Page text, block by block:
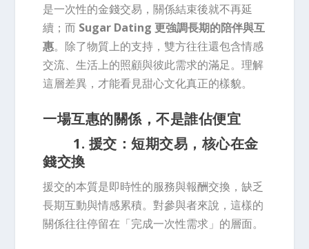
是一次性的金錢交易，關係結束後就不再延
續；而 Sugar Dating 更強調長期的陪伴與互
惠。除了物質上的支持，雙方往往還包含情感
交流、生活上的照顧與彼此需求的滿足。理解
這層差異，才能看見甜心文化真正的樣貌。
一場互惠的關係，不是誰佔便宜
1. 援交：短期交易，核心在金
錢交換
援交的本質是即時性的服務與報酬交換，缺乏
長期互動與情感累積。對參與者來說，這樣的
關係往往停留在「完成一次性需求」的層面。